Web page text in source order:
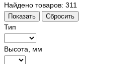
Найдено товаров: 311
Показать Сбросить
Тип
Высота, мм